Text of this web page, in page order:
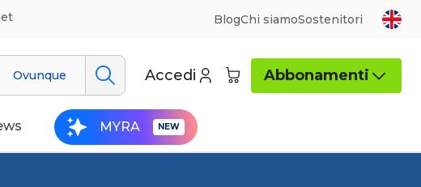
BlogChi siamoSostenitori
Ovunque Accedi Abbonamenti
MYRA